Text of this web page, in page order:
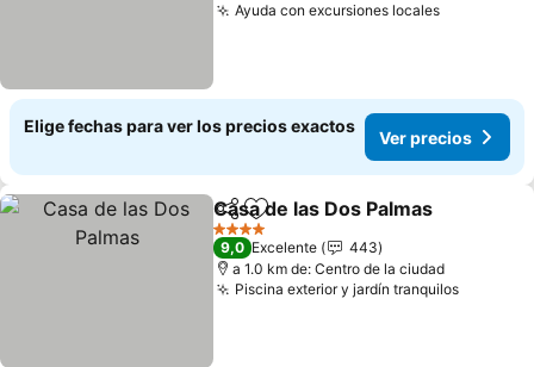
Ayuda con excursiones localesVer
Elige fechas para ver los precios exactos
Ver precios
CompartirAgregar a favoritos
Casa de las Dos Palmas
4 Estrellas
9,0 Excelente
443
a 1.0 km de: Centro de la ciudad
Piscina exterior y jardín tranquilosVer